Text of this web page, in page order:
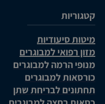
קטגוריות
מיטות סיעודיות
מזון רפואי למבוגרים
מנופי הרמה למבוגרים
כורסאות למבוגרים
תחתונים לבריחת שתן